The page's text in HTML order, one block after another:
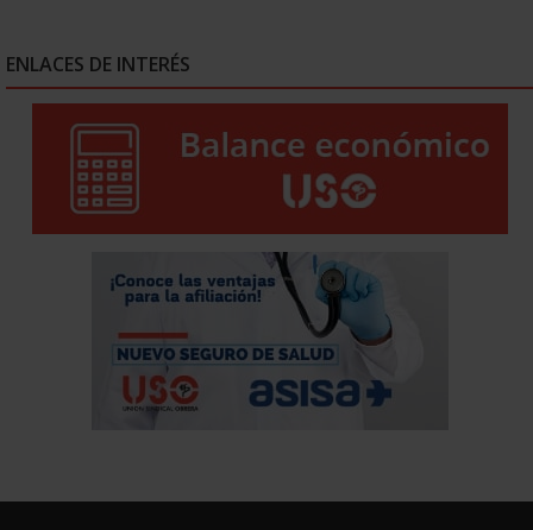
ENLACES DE INTERÉS